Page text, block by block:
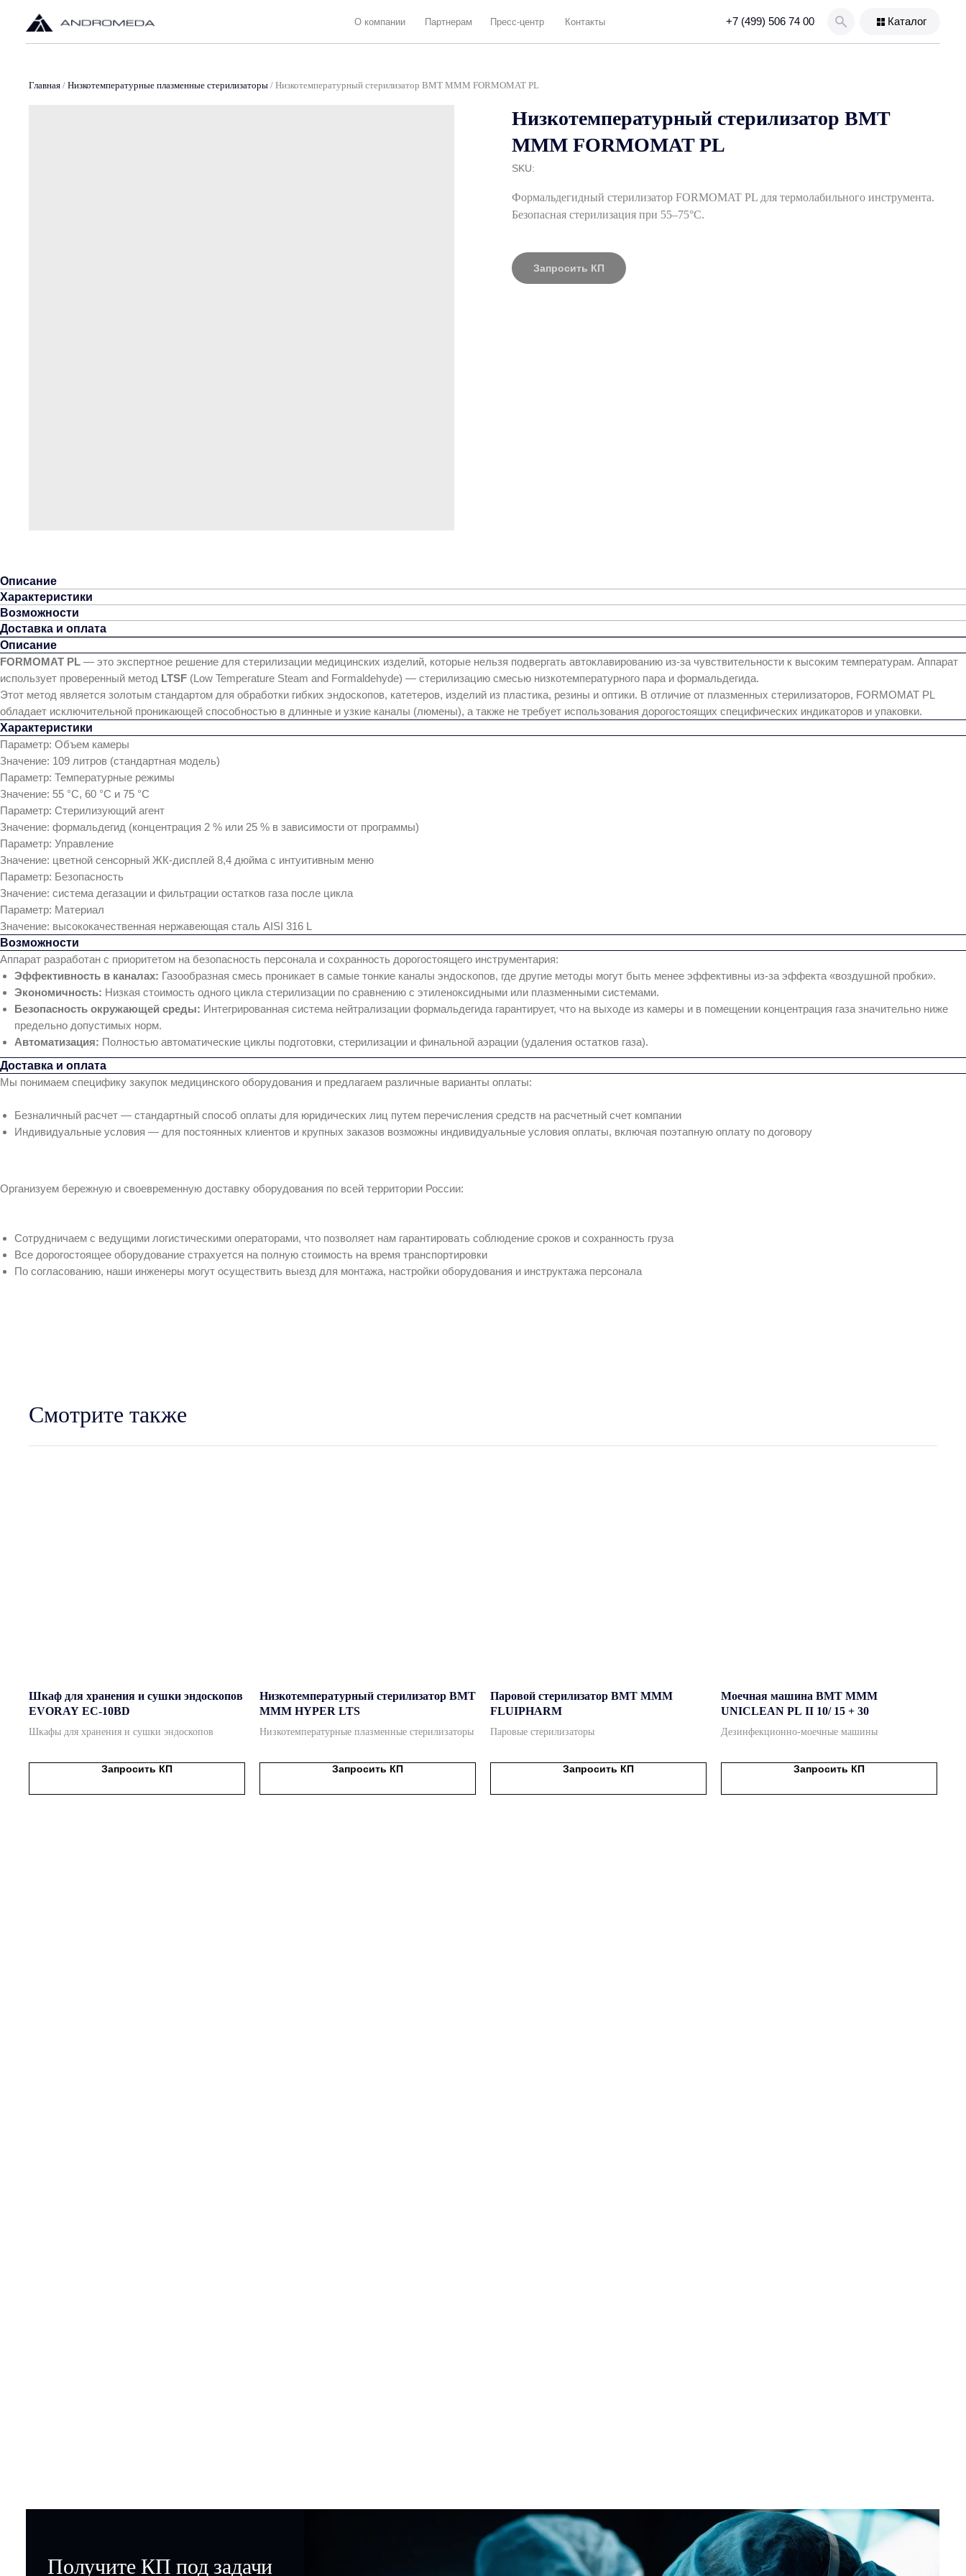
Каталог
+7 (499) 506 74 00
О компании Партнерам Пресс-центр Контакты
Главная / Низкотемпературные плазменные стерилизаторы / Низкотемпературный стерилизатор BMT MMM FORMOMAT PL
Низкотемпературный стерилизатор BMT
MMM FORMOMAT PL
SKU:
Запросить КП
Формальдегидный стерилизатор FORMOMAT PL для термолабильного инструмента.
Безопасная стерилизация при 55–75°C.
Описание
Характеристики
Возможности
Доставка и оплата
Описание
FORMOMAT PL — это экспертное решение для стерилизации медицинских изделий, которые нельзя подвергать автоклавированию из-за чувствительности к высоким температурам. Аппарат
использует проверенный метод LTSF (Low Temperature Steam and Formaldehyde) — стерилизацию смесью низкотемпературного пара и формальдегида.
Этот метод является золотым стандартом для обработки гибких эндоскопов, катетеров, изделий из пластика, резины и оптики. В отличие от плазменных стерилизаторов, FORMOMAT PL
обладает исключительной проникающей способностью в длинные и узкие каналы (люмены), а также не требует использования дорогостоящих специфических индикаторов и упаковки.
Характеристики
Параметр: Объем камеры
Значение: 109 литров (стандартная модель)
Параметр: Температурные режимы
Значение: 55 °C, 60 °C и 75 °C
Параметр: Стерилизующий агент
Значение: формальдегид (концентрация 2 % или 25 % в зависимости от программы)
Параметр: Управление
Значение: цветной сенсорный ЖК-дисплей 8,4 дюйма с интуитивным меню
Параметр: Безопасность
Значение: система дегазации и фильтрации остатков газа после цикла
Параметр: Материал
Значение: высококачественная нержавеющая сталь AISI 316 L
Возможности
Аппарат разработан с приоритетом на безопасность персонала и сохранность дорогостоящего инструментария:
Эффективность в каналах: Газообразная смесь проникает в самые тонкие каналы эндоскопов, где другие методы могут быть менее эффективны из-за эффекта «воздушной пробки».
Экономичность: Низкая стоимость одного цикла стерилизации по сравнению с этиленоксидными или плазменными системами.
Безопасность окружающей среды: Интегрированная система нейтрализации формальдегида гарантирует, что на выходе из камеры и в помещении концентрация газа значительно ниже
предельно допустимых норм.
Автоматизация: Полностью автоматические циклы подготовки, стерилизации и финальной аэрации (удаления остатков газа).
Доставка и оплата
Мы понимаем специфику закупок медицинского оборудования и предлагаем различные варианты оплаты:
Безналичный расчет — стандартный способ оплаты для юридических лиц путем перечисления средств на расчетный счет компании
Индивидуальные условия — для постоянных клиентов и крупных заказов возможны индивидуальные условия оплаты, включая поэтапную оплату по договору
Организуем бережную и своевременную доставку оборудования по всей территории России:
Сотрудничаем с ведущими логистическими операторами, что позволяет нам гарантировать соблюдение сроков и сохранность груза
Все дорогостоящее оборудование страхуется на полную стоимость на время транспортировки
По согласованию, наши инженеры могут осуществить выезд для монтажа, настройки оборудования и инструктажа персонала
Смотрите также
Шкаф для хранения и сушки эндоскопов
EVORAY EC-10BD
Шкафы для хранения и сушки эндоскопов
Запросить КП
Низкотемпературный стерилизатор BMT
MMM HYPER LTS
Низкотемпературные плазменные стерилизаторы
Запросить КП
Паровой стерилизатор BMT MMM
FLUIPHARM
Паровые стерилизаторы
Запросить КП
Моечная машина BMT MMM
UNICLEAN PL II 10/ 15 + 30
Дезинфекционно-моечные машины
Запросить КП